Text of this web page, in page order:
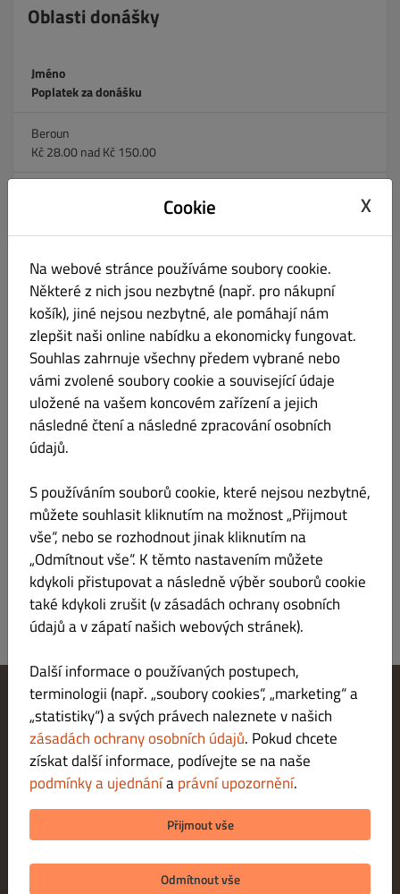
Oblasti donášky
Jméno
Poplatek za donášku
Beroun
Kč 28.00 nad Kč 150.00
Kč 85.00 nad Kč 300.00
Hýskov, Nižbor
Kč 75.00 nad Kč 250.00
Vráž, Loděnice
Kč 75.00 nad Kč 250.00
Tetín
Kč 75.00 nad Kč 250.00
Koněprusy
Kč 50.00 nad Kč 250.00
Liteň
Bezplatné na všechny objednávky
Změnit nastavení souborů cookie
Kontaktuj nás
Zásady ochrany osobních údajů
Podmínky a ujednání
Právní upozornění
METODY PLATBY PŘI DORUČENÍ
METODY PLATBY PŘI VYZVEDNUTÍ
Cookie X
Na webové stránce používáme soubory cookie.
Některé z nich jsou nezbytné (např. pro nákupní
košík), jiné nejsou nezbytné, ale pomáhají nám
zlepšit naši online nabídku a ekonomicky fungovat.
Souhlas zahrnuje všechny předem vybrané nebo
vámi zvolené soubory cookie a související údaje
uložené na vašem koncovém zařízení a jejich
následné čtení a následné zpracování osobních
údajů.
S používáním souborů cookie, které nejsou nezbytné,
můžete souhlasit kliknutím na možnost „Přijmout
vše“, nebo se rozhodnout jinak kliknutím na
„Odmítnout vše“. K těmto nastavením můžete
kdykoli přistupovat a následně výběr souborů cookie
také kdykoli zrušit (v zásadách ochrany osobních
údajů a v zápatí našich webových stránek).
Další informace o používaných postupech,
terminologii (např. „soubory cookies“, „marketing“ a
„statistiky“) a svých právech naleznete v našich
zásadách ochrany osobních údajů. Pokud chcete
získat další informace, podívejte se na naše
podmínky a ujednáníaprávní upozornění.
Přijmout vše
Odmítnout vše